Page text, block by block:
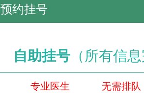
预约挂号
自助挂号 （所有信
专业医生 无需排队